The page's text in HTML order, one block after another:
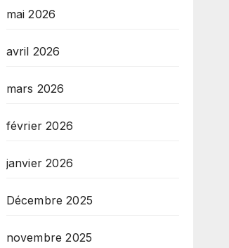
mai 2026
avril 2026
mars 2026
février 2026
janvier 2026
Décembre 2025
novembre 2025